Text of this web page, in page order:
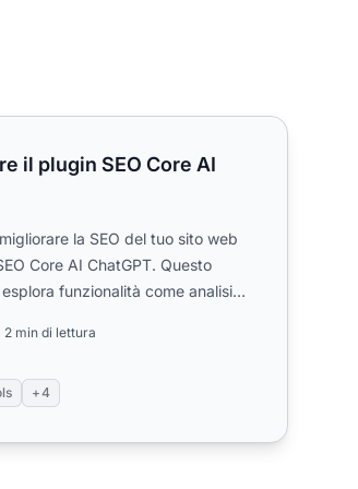
SEO Core AI ChatGPT?
il plugin SEO Core AI
la SEO del tuo sito web
Core AI ChatGPT. Questo
funzionalità come analisi
2 min di lettura
+4